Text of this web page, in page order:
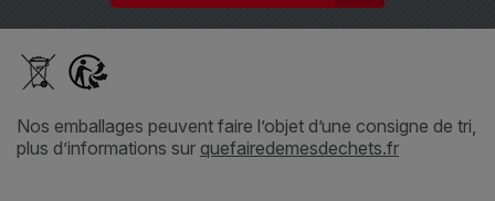
Nos emballages peuvent faire l’objet d’une consigne de tri,
plus d’informations sur quefairedemesdechets.fr